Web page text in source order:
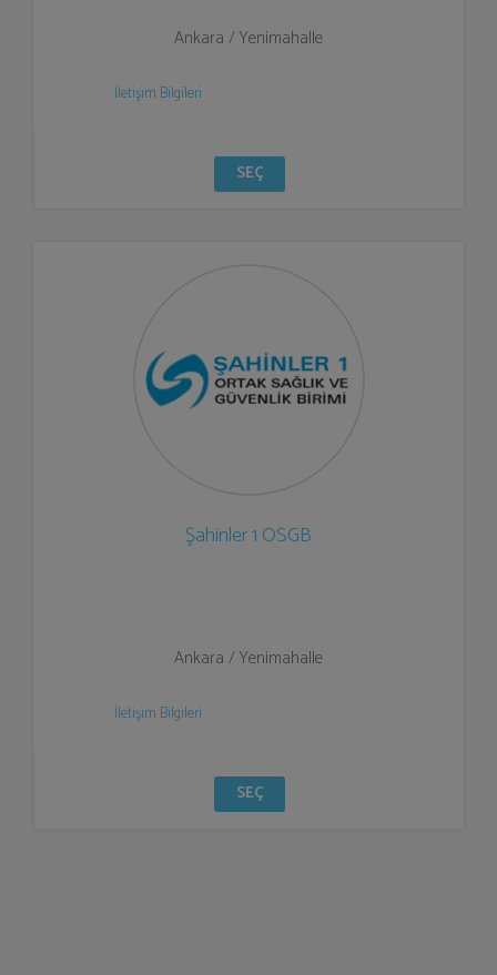
Ankara / Yenimahalle
İletişim Bilgileri
SEÇ
Şahinler 1 OSGB
Ankara / Yenimahalle
İletişim Bilgileri
SEÇ